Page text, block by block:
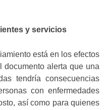
y servicios
está en los efectos
documento alerta que una
tendría consecuencias
con enfermedades
así como para quienes